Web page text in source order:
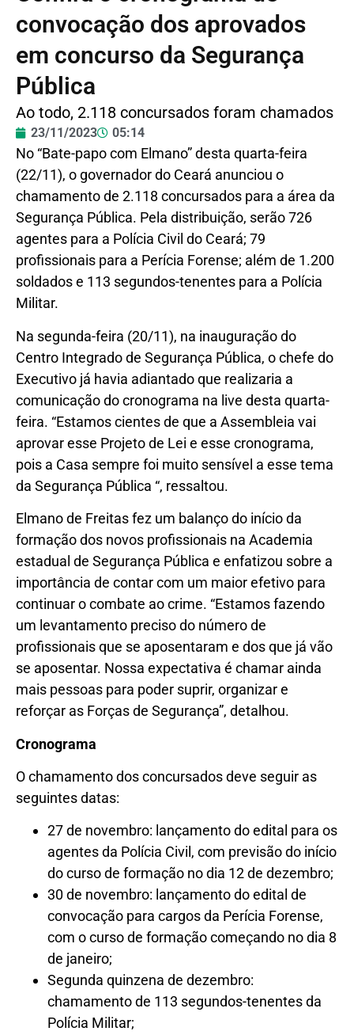
convocação dos aprovados
em concurso da Segurança
Pública
Ao todo, 2.118 concursados foram chamados
23/11/2023 05:14
No “Bate-papo com Elmano” desta quarta-feira
(22/11), o governador do Ceará anunciou o
chamamento de 2.118 concursados para a área da
Segurança Pública. Pela distribuição, serão 726
agentes para a Polícia Civil do Ceará; 79
profissionais para a Perícia Forense; além de 1.200
soldados e 113 segundos-tenentes para a Polícia
Militar.
Na segunda-feira (20/11), na inauguração do
Centro Integrado de Segurança Pública, o chefe do
Executivo já havia adiantado que realizaria a
comunicação do cronograma na live desta quarta-
feira. “Estamos cientes de que a Assembleia vai
aprovar esse Projeto de Lei e esse cronograma,
pois a Casa sempre foi muito sensível a esse tema
da Segurança Pública “, ressaltou.
Elmano de Freitas fez um balanço do início da
formação dos novos profissionais na Academia
estadual de Segurança Pública e enfatizou sobre a
importância de contar com um maior efetivo para
continuar o combate ao crime. “Estamos fazendo
um levantamento preciso do número de
profissionais que se aposentaram e dos que já vão
se aposentar. Nossa expectativa é chamar ainda
mais pessoas para poder suprir, organizar e
reforçar as Forças de Segurança”, detalhou.
Cronograma
O chamamento dos concursados deve seguir as
seguintes datas:
27 de novembro: lançamento do edital para os
agentes da Polícia Civil, com previsão do início
do curso de formação no dia 12 de dezembro;
30 de novembro: lançamento do edital de
convocação para cargos da Perícia Forense,
com o curso de formação começando no dia 8
de janeiro;
Segunda quinzena de dezembro:
chamamento de 113 segundos-tenentes da
Polícia Militar;